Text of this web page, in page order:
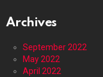
Archives
September 2022
May 2022
April 2022